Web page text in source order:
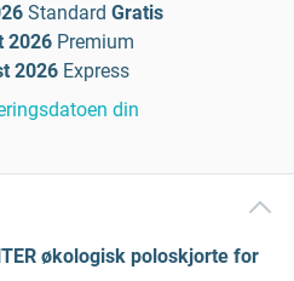
Standard Gratis
2026 Premium
2026 Express
din
økologisk poloskjorte for